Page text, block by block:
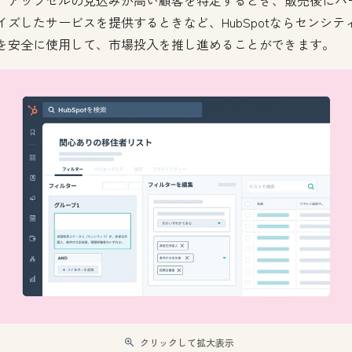
ズしたサービスを提供するときなど、HubSpotならセンシテ
安全に使用して、市場投入を推し進めることができます。
クリックして拡大表示